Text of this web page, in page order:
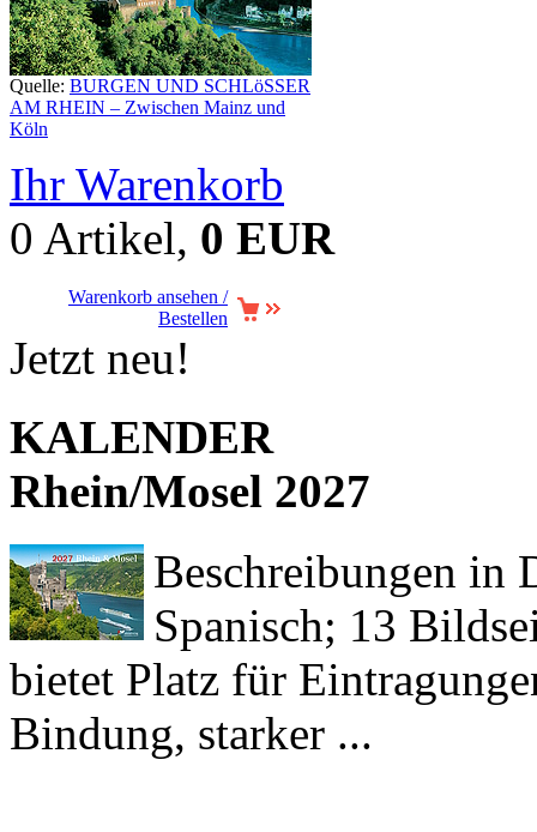
Quelle: BURGEN UND SCHLöSSER
AM RHEIN – Zwischen Mainz und
Köln
Ihr Warenkorb
0 Artikel, 0 EUR
Warenkorb ansehen /
Bestellen
Jetzt neu!
KALENDER
Rhein/Mosel 2027
Beschreibungen in
Spanisch; 13
bietet Platz für
Bindung, starker ...